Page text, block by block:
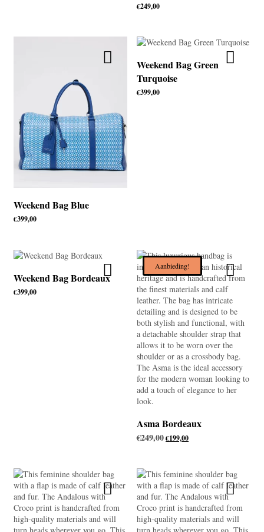
€249,00
Weekend Bag Blue
€399,00
Weekend Bag Green
Turquoise
€399,00
Weekend Bag Bordeaux
€399,00
Aanbieding!
Asma Bordeaux
€249,00Oorspronkelijke
prijs
€199,00Huidige
prijs